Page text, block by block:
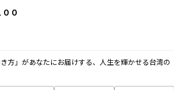
０
方」があなたにお届けする、人生を輝かせる台湾の